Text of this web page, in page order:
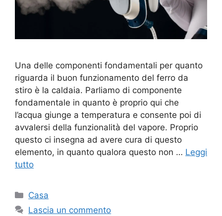
Una delle componenti fondamentali per quanto
riguarda il buon funzionamento del ferro da
stiro è la caldaia. Parliamo di componente
fondamentale in quanto è proprio qui che
l’acqua giunge a temperatura e consente poi di
avvalersi della funzionalità del vapore. Proprio
questo ci insegna ad avere cura di questo
elemento, in quanto qualora questo non … Leggi
tutto
Categorie
Casa
Lascia un commento